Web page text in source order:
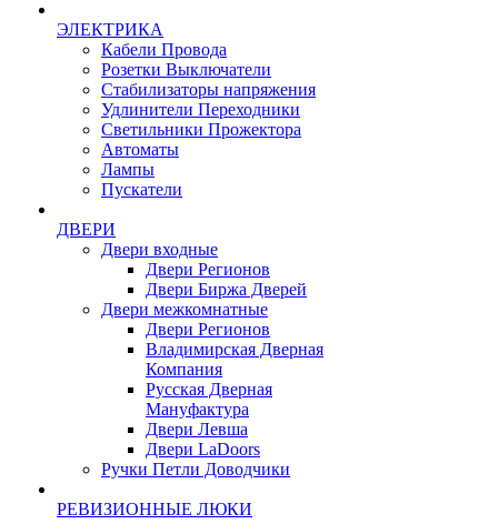
ЭЛЕКТРИКА
Кабели Провода
Розетки Выключатели
Стабилизаторы напряжения
Удлинители Переходники
Светильники Прожектора
Автоматы
Лампы
Пускатели
ДВЕРИ
Двери входные
Двери Регионов
Двери Биржа Дверей
Двери межкомнатные
Двери Регионов
Владимирская Дверная
Компания
Русская Дверная
Мануфактура
Двери Левша
Двери LaDoors
Ручки Петли Доводчики
РЕВИЗИОННЫЕ ЛЮКИ